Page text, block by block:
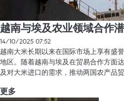
越南与埃及农业领域合作
14/10/2025 07:52
越南大米长期以来在国际市场上享有盛
地区。随着越南与埃及在贸易合作方面
及对大米进口的需求，推动两国农产品贸
更多